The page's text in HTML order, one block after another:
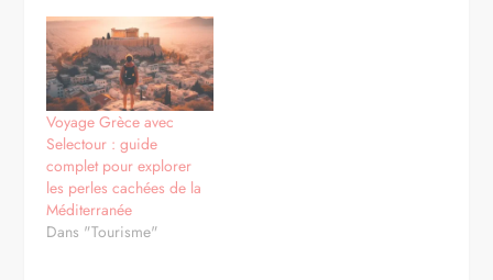
Voyage Grèce avec
Selectour : guide
complet pour explorer
les perles cachées de la
Méditerranée
Dans "Tourisme"